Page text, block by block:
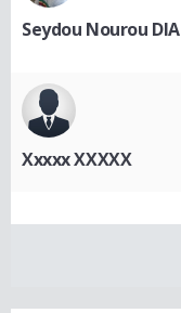
Seydou Nourou DIA
Xxxxx XXXXX